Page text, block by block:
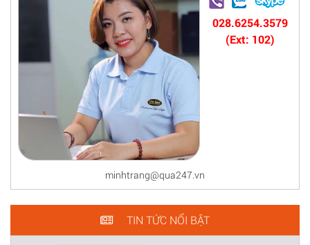
028.6254.3579
(Ext: 102)
minhtrang@qua247.vn
TIN TỨC NỔI BẬT